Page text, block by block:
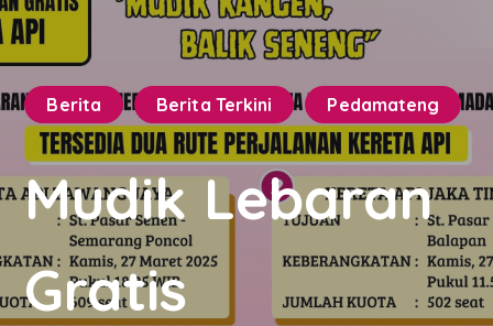
Berita Berita Terkini Pedamateng
Mudik Lebaran
Gratis